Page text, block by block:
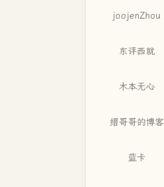
joojenZhou
东评西就
木本无心
缙哥哥的博客
蓝卡